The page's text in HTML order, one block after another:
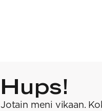
Hups!
Jotain meni vikaan.